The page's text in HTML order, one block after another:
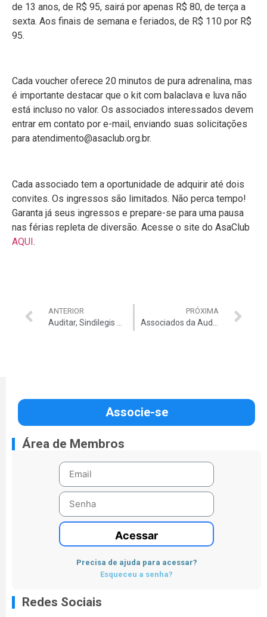
de 13 anos, de R$ 95, sairá por apenas R$ 80, de terça a
sexta. Aos finais de semana e feriados, de R$ 110 por R$
95.
Cada voucher oferece 20 minutos de pura adrenalina, mas
é importante destacar que o kit com balaclava e luva não
está incluso no valor. Os associados interessados devem
entrar em contato por e-mail, enviando suas solicitações
para atendimento@asaclub.org.br.
Cada associado tem a oportunidade de adquirir até dois
convites. Os ingressos são limitados. Não perca tempo!
Garanta já seus ingressos e prepare-se para uma pausa
nas férias repleta de diversão. Acesse o site do AsaClub
AQUI .
ANTERIOR PRÓXIMA
Associe-se
Área de Membros
Acessar
Precisa de ajuda para acessar?
Esqueceu a senha?
Redes Sociais